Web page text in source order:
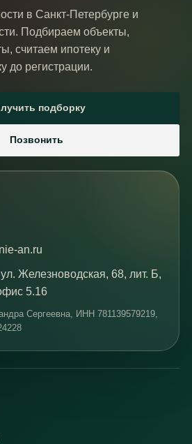
в Санкт-Петербурге и
Подбираем объекты,
считаем ипотеку и
до регистрации.
подборку
Позвонить
an.ru
Железноводская, 68, лит. Б,
5.16
Сергеевна , ИНН 781139579219